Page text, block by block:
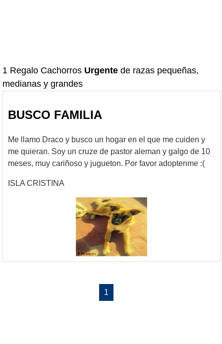
1 Regalo Cachorros Urgente de razas pequeñas,
medianas y grandes
BUSCO FAMILIA
Me llamo Draco y busco un hogar en el que me cuiden y
me quieran. Soy un cruze de pastor aleman y galgo de 10
meses, muy cariñoso y jugueton. Por favor adoptenme :(
ISLA CRISTINA
1